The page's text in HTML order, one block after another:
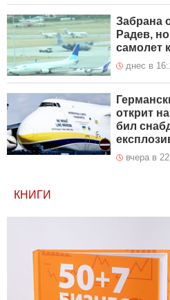
Забрана
Радев,
самолет
днес в
открит
бил
вчера в
КНИГИ